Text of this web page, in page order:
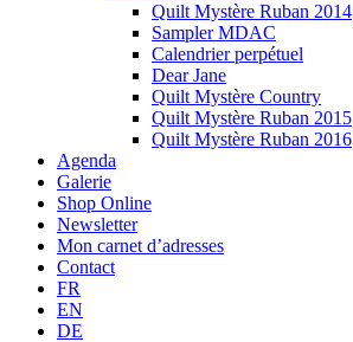
Quilt Mystère Ruban 2014
Sampler MDAC
Calendrier perpétuel
Dear Jane
Quilt Mystère Country
Quilt Mystère Ruban 2015
Quilt Mystère Ruban 2016
Agenda
Galerie
Shop Online
Newsletter
Mon carnet d’adresses
Contact
FR
EN
DE